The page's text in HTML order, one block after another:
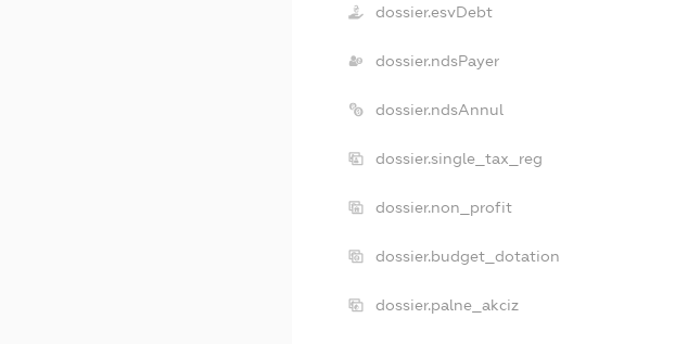
dossier.esvDebt
dossier.ndsPayer
dossier.ndsAnnul
dossier.single_tax_reg
dossier.non_profit
dossier.budget_dotation
dossier.palne_akciz